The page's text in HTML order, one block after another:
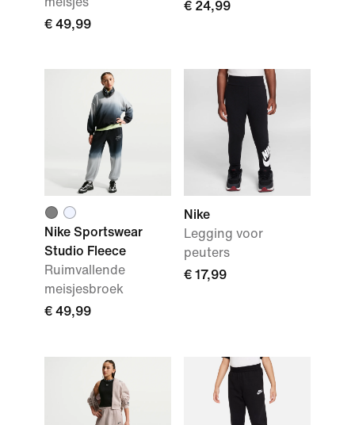
€ 49,99
€ 24,99
Nike Sportswear
Studio Fleece
Ruimvallende
meisjesbroek
€ 49,99
Nike
Legging voor
peuters
€ 17,99